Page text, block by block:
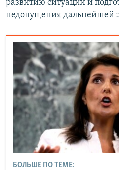
развитию ситуации и
недопущения дальнейшей
БОЛЬШЕ ПО ТЕМЕ: